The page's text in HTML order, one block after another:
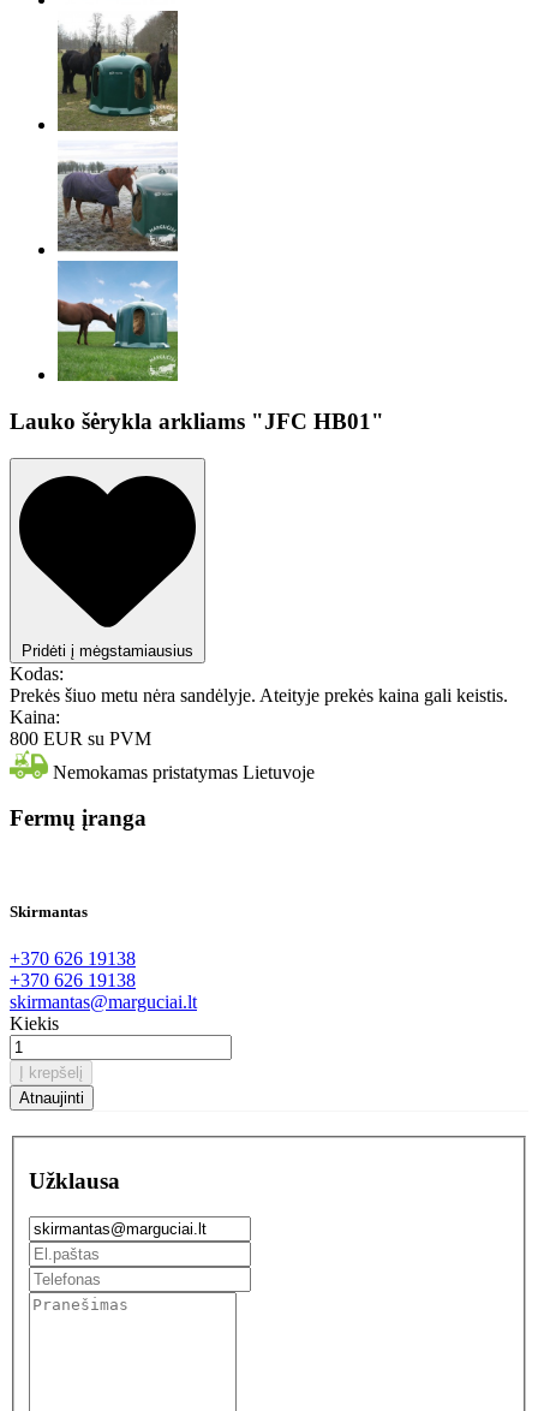
Lauko šėrykla arkliams "JFC HB01"
Pridėti į mėgstamiausius
Kodas:
Prekės šiuo metu nėra sandėlyje. Ateityje prekės kaina gali keistis.
Kaina:
800 EUR su PVM
Nemokamas pristatymas Lietuvoje
Fermų įranga
Skirmantas
+370 626 19138
+370 626 19138
skirmantas@marguciai.lt
Kiekis
Į krepšelį
Užklausa